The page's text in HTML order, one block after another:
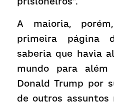
A maioria,
primeira página
saberia que havia
mundo para
Donald Trump por
de outros assuntos